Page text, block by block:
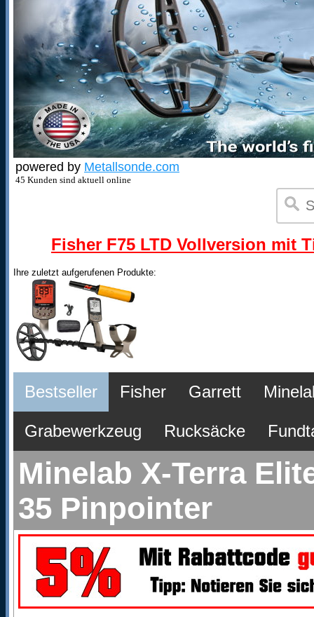
powered by Metallsonde.com
45 Kunden sind aktuell online
Fisher F75 LTD Vollversion mit
Ihre zuletzt aufgerufenen Produkte:
Bestseller Fisher Garrett
Grabewerkzeug Rucksäcke
Minelab X-Terra
35 Pinpointer